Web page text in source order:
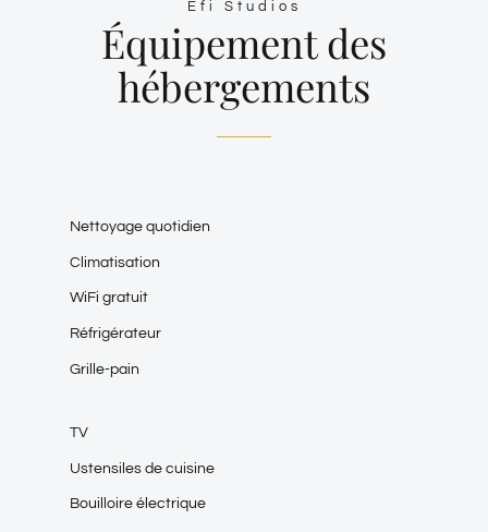
Efi Studios
Équipement des
hébergements
Nettoyage quotidien
Climatisation
WiFi gratuit
Réfrigérateur
Grille-pain
TV
Ustensiles de cuisine
Bouilloire électrique